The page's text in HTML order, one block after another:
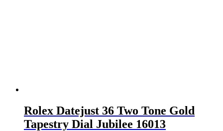
Rolex Datejust 36 Two Tone Gold
Tapestry Dial Jubilee 16013